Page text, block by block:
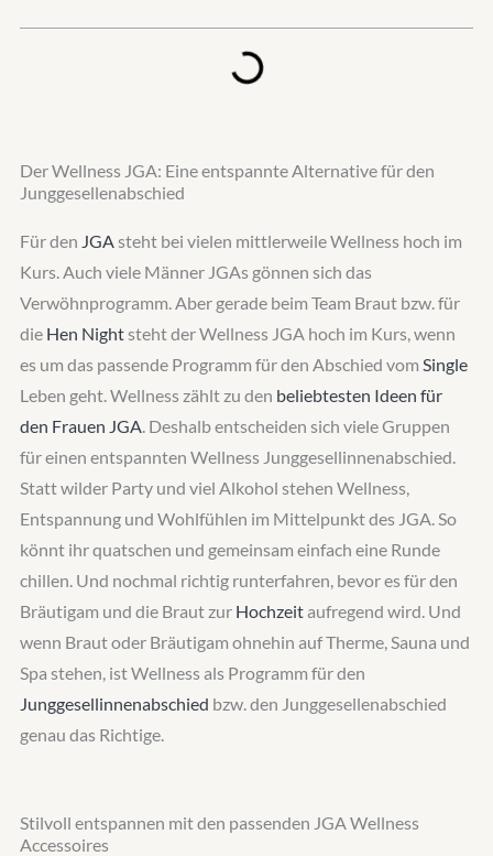
Der Wellness JGA: Eine entspannte Alternative für den
Junggesellenabschied
Für den JGAsteht bei vielen mittlerweile Wellness hoch im
Kurs. Auch viele Männer JGAs gönnen sich das
Verwöhnprogramm. Aber gerade beim Team Braut bzw. für
die Hen Nightsteht der Wellness JGA hoch im Kurs, wenn
es um das passende Programm für den Abschied vomSingle
Leben geht. Wellness zählt zu den beliebtesten Ideen für
den Frauen JGA. Deshalb entscheiden sich viele Gruppen
für einen entspannten Wellness Junggesellinnenabschied.
Statt wilder Party und viel Alkohol stehen Wellness,
Entspannung und Wohlfühlen im Mittelpunkt des JGA. So
könnt ihr quatschen und gemeinsam einfach eine Runde
chillen. Und nochmal richtig runterfahren, bevor es für den
Bräutigam und die Braut zur Hochzeitaufregend wird. Und
wenn Braut oder Bräutigam ohnehin auf Therme, Sauna und
Spa stehen, ist Wellness als Programm für den
Junggesellinnenabschied bzw. den Junggesellenabschied
genau das Richtige.
Stilvoll entspannen mit den passenden JGA Wellness
Accessoires